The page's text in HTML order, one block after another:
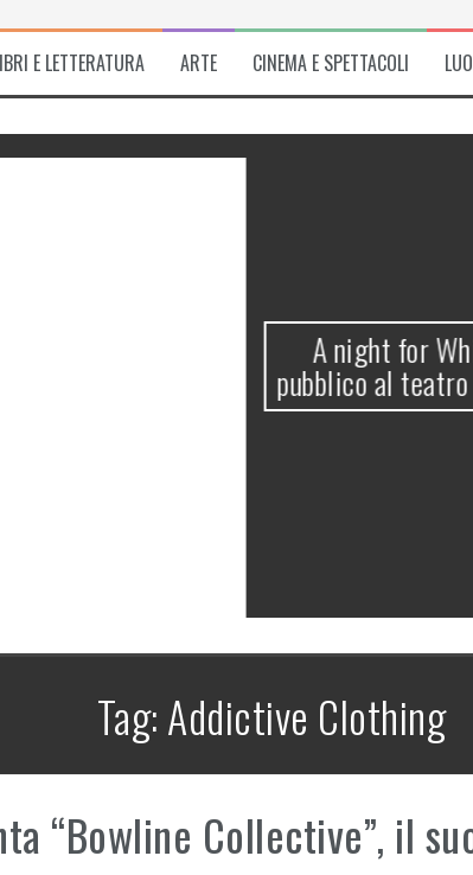
E LETTERATURA ARTE CINEMA E SPETTACOLI
A night for
pubblico al
Tag:Addictive Clothing
“Bowline Collective”, il